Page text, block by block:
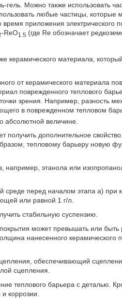
Можно также использовать
любые частицы, которые
приложения
-ReO1.5 (где Re обозначает
керамического материала, который
от керамического материала
поврежденного теплового
зрения. Например, разность
в поврежденном тепловом
абсолютной величине.
получить дополнительное
тепловому барьеру новую
этанола или
среде перед началом этапа а) при
или равной 1 г/л.
стабильную суспензию.
может превышать или
нанесенного керамического
обеспечивающий
сцепления.
теплового барьера с деталью.
коррозии.